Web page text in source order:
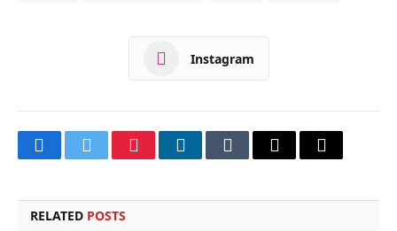
Instagram
FacebookTwitterPinterestLinkedInTumblrEmail
Copy
RELATED POSTS